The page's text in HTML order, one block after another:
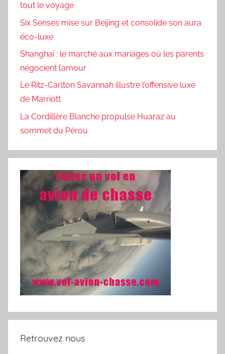
tout le voyage
Six Senses mise sur Beijing et consolide son aura
éco-luxe
Shanghai : le marché aux mariages où les parents
négocient l’amour
Le Ritz-Carlton Savannah illustre l’offensive luxe
de Marriott
La Cordillère Blanche propulse Huaraz au
sommet du Pérou
Retrouvez nous